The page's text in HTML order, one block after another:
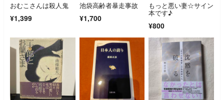
おむこさんは殺人鬼
¥1,399
池袋高齢者暴走事故
¥1,700
もっと悪い妻☆サイン
本です♪
¥800